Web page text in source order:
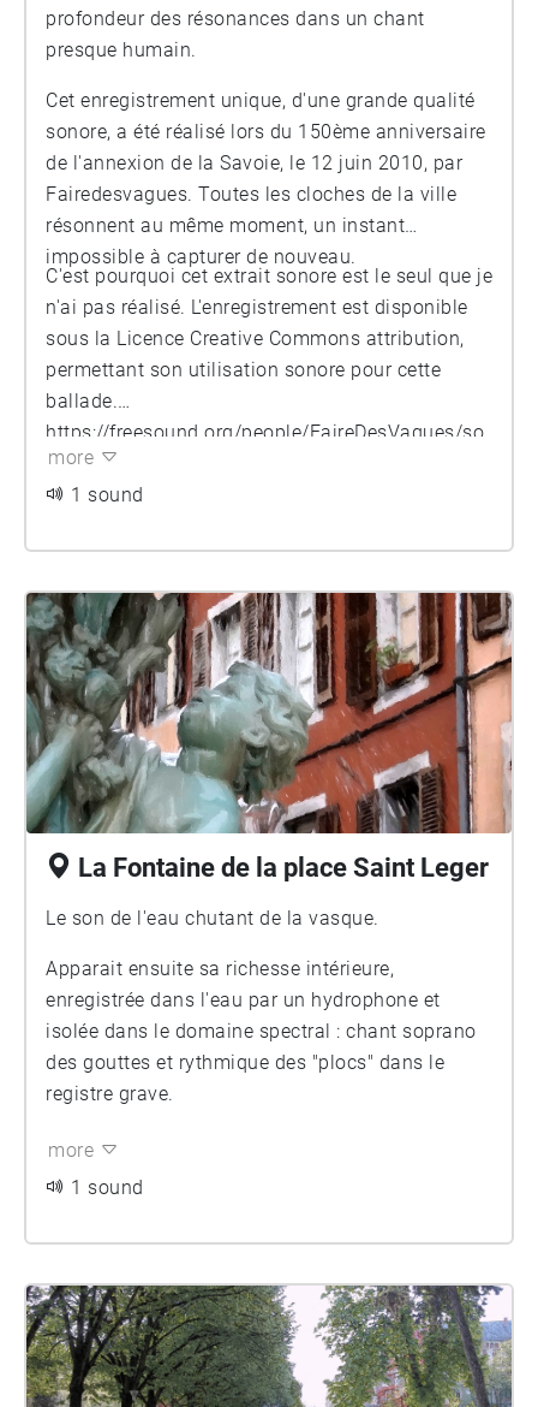
profondeur des résonances dans un chant
presque humain.
Cet enregistrement unique, d'une grande qualité
sonore, a été réalisé lors du 150ème anniversaire
de l'annexion de la Savoie, le 12 juin 2010, par
Fairedesvagues. Toutes les cloches de la ville
résonnent au même moment, un instant
impossible à capturer de nouveau.
C'est pourquoi cet extrait sonore est le seul que je
n'ai pas réalisé. L'enregistrement est disponible
sous la Licence Creative Commons attribution,
permettant son utilisation sonore pour cette
ballade.
https://freesound.org/people/FaireDesVagues/so
unds/98937/
https://creativecommons.org/licenses/by/3.0/
more
1 sound
La Fontaine de la place Saint Leger
Le son de l'eau chutant de la vasque.
Apparait ensuite sa richesse intérieure,
enregistrée dans l'eau par un hydrophone et
isolée dans le domaine spectral : chant soprano
des gouttes et rythmique des "plocs" dans le
registre grave.
more
1 sound